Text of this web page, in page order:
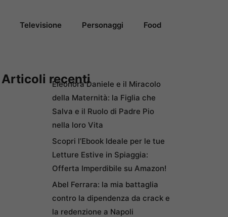
Televisione Personaggi Food
Articoli recentiEleonora Daniele e il Miracolo
della Maternità: la Figlia che
Salva e il Ruolo di Padre Pio
nella loro Vita
Scopri l’Ebook Ideale per le tue
Letture Estive in Spiaggia:
Offerta Imperdibile su Amazon!
Abel Ferrara: la mia battaglia
contro la dipendenza da crack e
la redenzione a Napoli